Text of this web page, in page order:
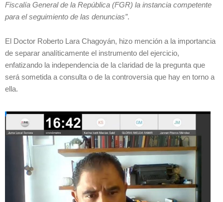
Fiscalía General de la República (FGR) la instancia competente
para el seguimiento de las denuncias”.
El Doctor Roberto Lara Chagoyán, hizo mención a la importancia
de separar analíticamente el instrumento del ejercicio,
enfatizando la independencia de la claridad de la pregunta que
será sometida a consulta o de la controversia que hay en torno a
ella.